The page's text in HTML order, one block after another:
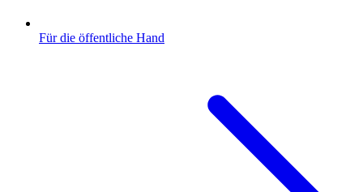
Für die öffentliche Hand